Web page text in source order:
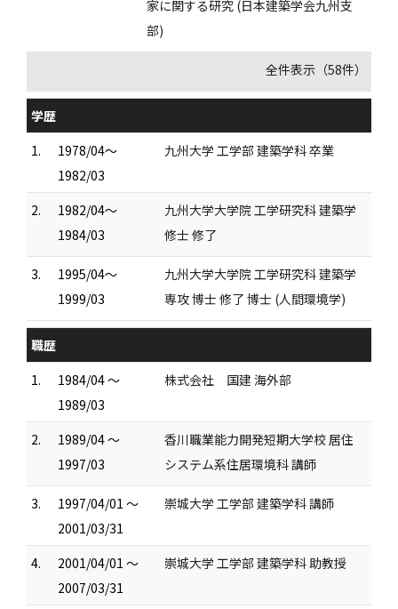
家に関する研究 (日本建築学会九州支
部)
全件表示（58件）
学歴
1.
1978/04～
1982/03
九州大学 工学部 建築学科 卒業
2.
1982/04～
1984/03
九州大学大学院 工学研究科 建築学
修士 修了
3.
1995/04～
1999/03
九州大学大学院 工学研究科 建築学
専攻 博士 修了 博士 (人間環境学)
職歴
1.
1984/04 ～
1989/03
株式会社 国建 海外部
2.
1989/04 ～
1997/03
香川職業能力開発短期大学校 居住
システム系住居環境科 講師
3.
1997/04/01 ～
2001/03/31
崇城大学 工学部 建築学科 講師
4.
2001/04/01 ～
2007/03/31
崇城大学 工学部 建築学科 助教授